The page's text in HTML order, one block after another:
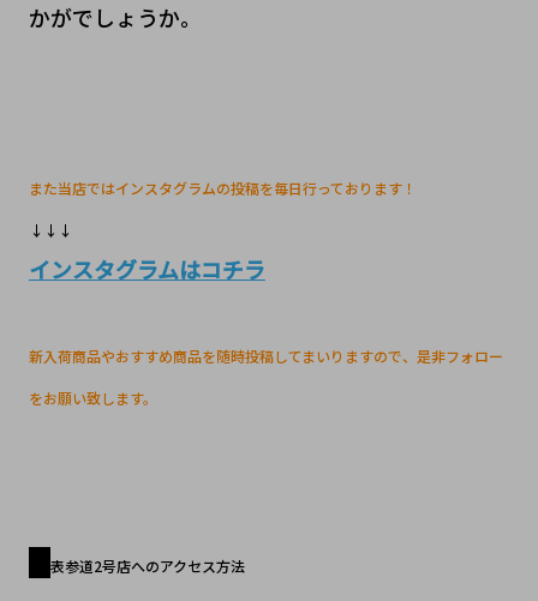
かがでしょうか。
また当店ではインスタグラムの投稿を毎日行っております！
↓↓↓
インスタグラムはコチラ
新入荷商品やおすすめ商品を随時投稿してまいりますので、是非フォロー
をお願い致します。
表参道2号店へのアクセス方法